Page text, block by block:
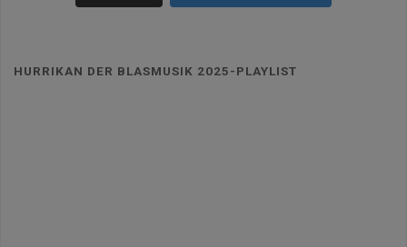
HURRIKAN DER BLASMUSIK 2025-PLAYLIST